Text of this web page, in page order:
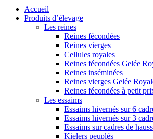
Accueil
Produits d’élevage
Les reines
Reines fécondées
Reines vierges
Cellules royales
Reines fécondées Gelée
Reines inséminées
Reines vierges Gelée
Reines fécondées à petit
Les essaims
Essaims hivernés sur 6
Essaims hivernés sur 3
Essaims sur cadres de
Kielers peuplés